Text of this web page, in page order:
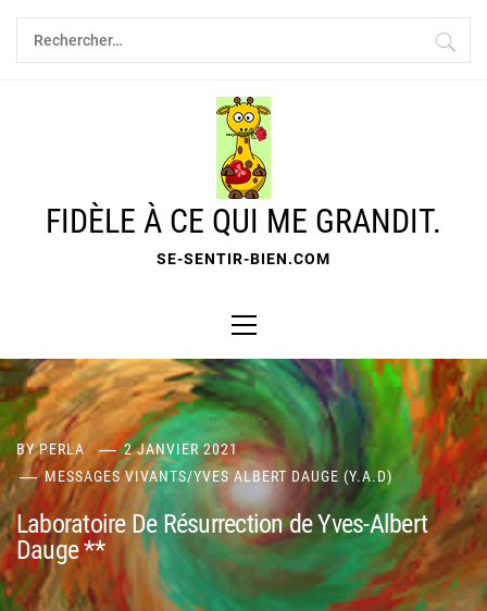
Skip
content
Rechercher :
FIDÈLE À CE QUI ME GRANDIT.
SE-SENTIR-BIEN.COM
Menu
BYPERLA
2 JANVIER 2021
MESSAGES VIVANTS/YVES ALBERT DAUGE (Y.A.D)
Laboratoire De Résurrection de Yves-Albert
Dauge **